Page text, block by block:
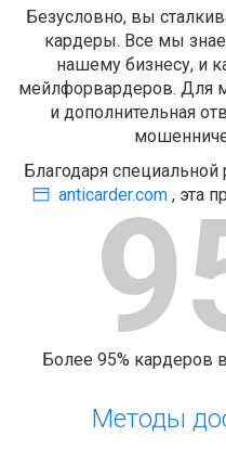
Безусловно, вы
кардеры. Все мы
нашему бизнесу, и
мейлфорвардеров. Для
и дополнительная
Благодаря специальной
anticarder.com, эта
Более 95% кардеров
Методы